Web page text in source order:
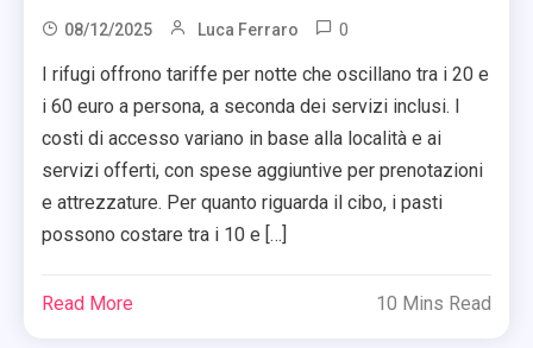
08/12/2025 Luca Ferraro 0
I rifugi offrono tariffe per notte che oscillano tra i 20 e
i 60 euro a persona, a seconda dei servizi inclusi. I
costi di accesso variano in base alla località e ai
servizi offerti, con spese aggiuntive per prenotazioni
e attrezzature. Per quanto riguarda il cibo, i pasti
possono costare tra i 10 e […]
Read More 10 Mins Read